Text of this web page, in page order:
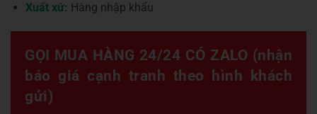
Xuất xứ: Hàng nhập khẩu
GỌI MUA HÀNG 24/24 CÓ ZALO (nhận
báo giá cạnh tranh theo hình khách
gửi)